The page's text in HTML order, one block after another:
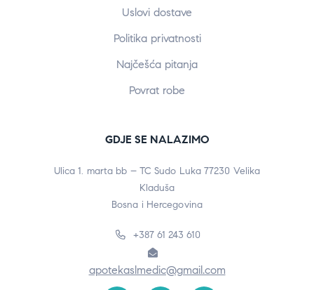
Uslovi dostave
Politika privatnosti
Najčešća pitanja
Povrat robe
GDJE SE NALAZIMO
Ulica 1. marta bb – TC Sudo Luka 77230 Velika
Kladuša
Bosna i Hercegovina
+387 61 243 610
apotekaslmedic@gmail.com